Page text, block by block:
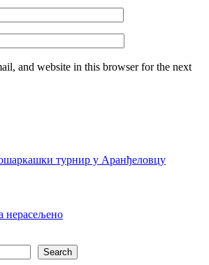
and website in this browser for the next
турнир у Аранђеловцу
нерасељено
Search